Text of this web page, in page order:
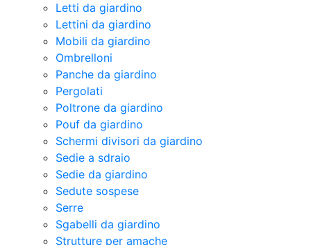
Letti da giardino
Lettini da giardino
Mobili da giardino
Ombrelloni
Panche da giardino
Pergolati
Poltrone da giardino
Pouf da giardino
Schermi divisori da giardino
Sedie a sdraio
Sedie da giardino
Sedute sospese
Serre
Sgabelli da giardino
Strutture per amache